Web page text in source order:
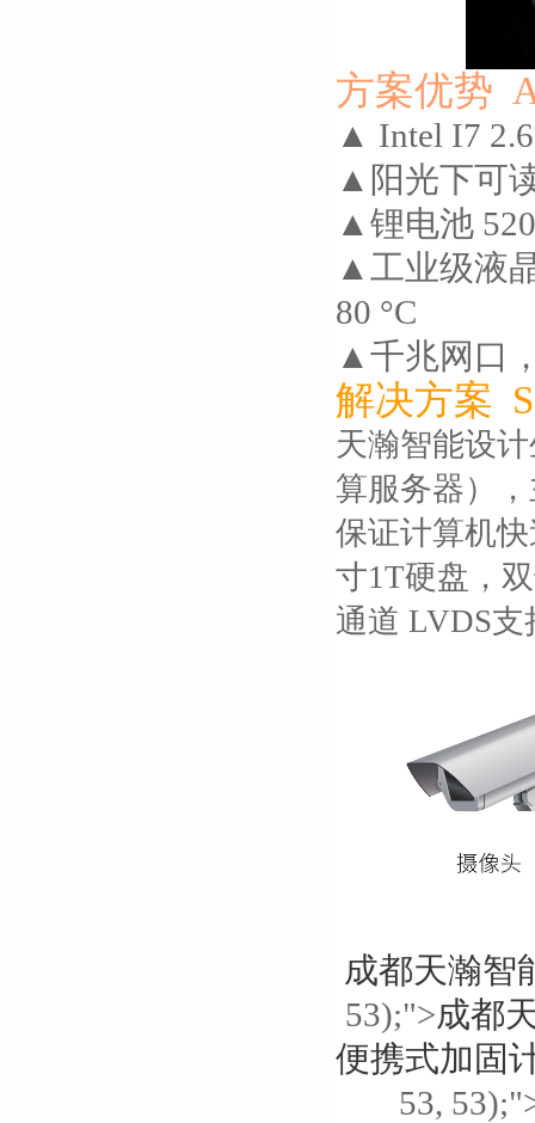
方案优势
▲ Intel I7
▲阳光下可
▲锂电池
▲工业级液
80 °C
▲千兆网口
解决方案
天瀚智能设
算服务器）
保证计算机
寸1T硬盘，
通道 LVDS
成都天瀚智
53);">成都
便携式加固
53,